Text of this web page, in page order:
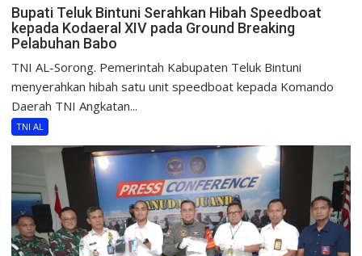
Bupati Teluk Bintuni Serahkan Hibah Speedboat
kepada Kodaeral XIV pada Ground Breaking
Pelabuhan Babo
TNI AL-Sorong. Pemerintah Kabupaten Teluk Bintuni
menyerahkan hibah satu unit speedboat kepada Komando
Daerah TNI Angkatan...
TNI AL